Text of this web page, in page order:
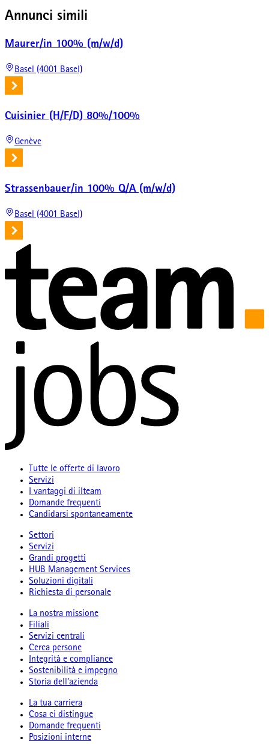
Annunci simili
Maurer/in 100% (m/w/d)
Basel (4001 Basel)
Cuisinier (H/F/D) 80%/100%
Genève
Strassenbauer/in 100% Q/A (m/w/d)
Basel (4001 Basel)
Tutte le offerte di lavoro
Servizi
I vantaggi di ilteam
Domande frequenti
Candidarsi spontaneamente
Settori
Servizi
Grandi progetti
HUB Management Services
Soluzioni digitali
Richiesta di personale
La nostra missione
Filiali
Servizi centrali
Cerca persone
Integrità e compliance
Sostenibilità e impegno
Storia dell’azienda
La tua carriera
Cosa ci distingue
Domande frequenti
Posizioni interne